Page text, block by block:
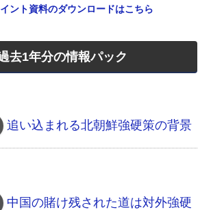
ント資料のダウンロードはこちら
去1年分の情報パック
追い込まれる北朝鮮 強硬策の背景
中国の賭け 残された道は対外強硬